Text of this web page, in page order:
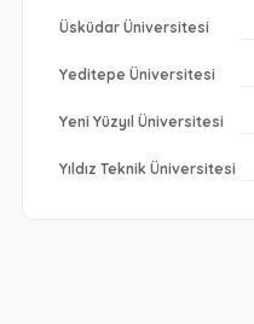
Üsküdar Üniversitesi
Yeditepe Üniversitesi
Yeni Yüzyıl Üniversitesi
Yıldız Teknik Üniversitesi